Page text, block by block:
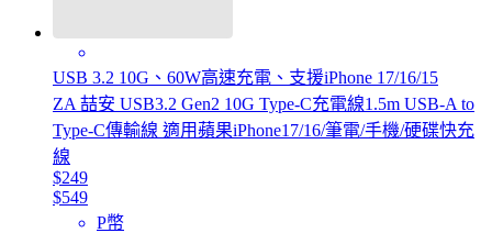
USB 3.2 10G、60W高速充電、支援iPhone 17/16/15
ZA 喆安 USB3.2 Gen2 10G Type-C充電線1.5m USB-A to
Type-C傳輸線 適用蘋果iPhone17/16/筆電/手機/硬碟快充
線
$249
$549
P幣